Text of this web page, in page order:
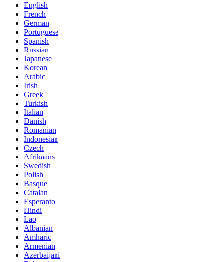
English
French
German
Portuguese
Spanish
Russian
Japanese
Korean
Arabic
Irish
Greek
Turkish
Italian
Danish
Romanian
Indonesian
Czech
Afrikaans
Swedish
Polish
Basque
Catalan
Esperanto
Hindi
Lao
Albanian
Amharic
Armenian
Azerbaijani